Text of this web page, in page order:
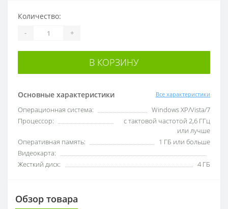
Основные характеристики Все характеристики
Операционная система:
Windows XP/Vista/7
Процессор:
с тактовой частотой 2,6 ГГц
или лучше
Оперативная память:
1 ГБ или больше
Видеокарта:
Жесткий диск:
4 ГБ
Количество:
- +
В КОРЗИНУ
Обзор товара